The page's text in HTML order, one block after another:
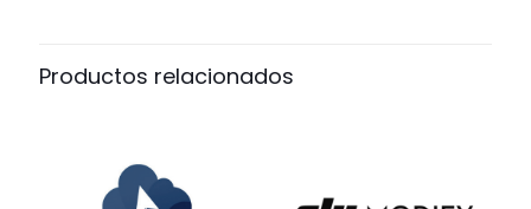
Productos relacionados